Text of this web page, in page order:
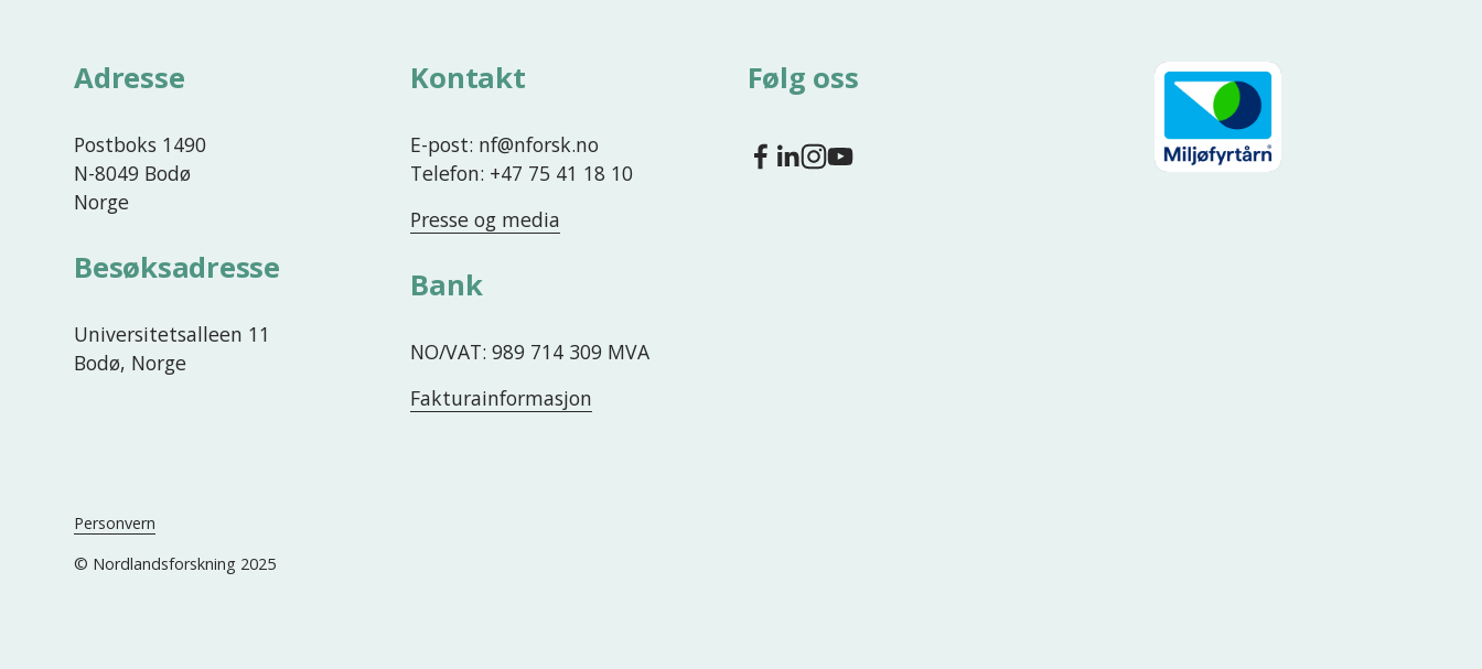
g
e
Adresse
Postboks 1490
N-8049 Bodø
Norge
Besøksadresse
Universitetsalleen 11
Bodø, Norge
Kontakt
E-post: nf@nforsk.no
Telefon: +47 75 41 18 10
Presse og media
Bank
NO/VAT: 989 714 309 MVA
Fakturainformasjon
Følg oss
Personvern
© Nordlandsforskning 2025